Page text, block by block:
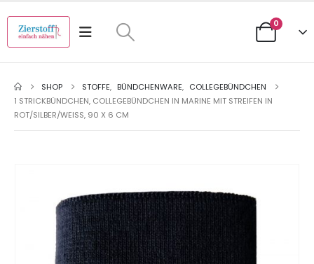
0
SHOP STOFFE, BÜNDCHENWARE, COLLEGEBÜNDCHEN
1 STRICKBÜNDCHEN, COLLEGEBÜNDCHEN IN MARINE MIT STREIFEN IN
ROT/SILBER/WEISS, 90 X 6 CM